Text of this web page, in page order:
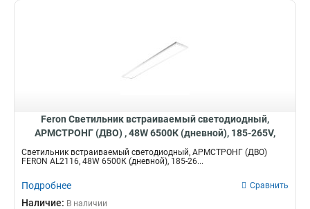
Feron Светильник встраиваемый светодиодный,
АРМСТРОНГ (ДВО) , 48W 6500К (дневной), 185-265V,
4500Lm, IP40, угол рассеивания 120°, цвет белый, 51423
Светильник встраиваемый светодиодный, АРМСТРОНГ (ДВО)
FERON AL2116, 48W 6500К (дневной), 185-26...
Подробнее Сравнить
Наличие: В наличии